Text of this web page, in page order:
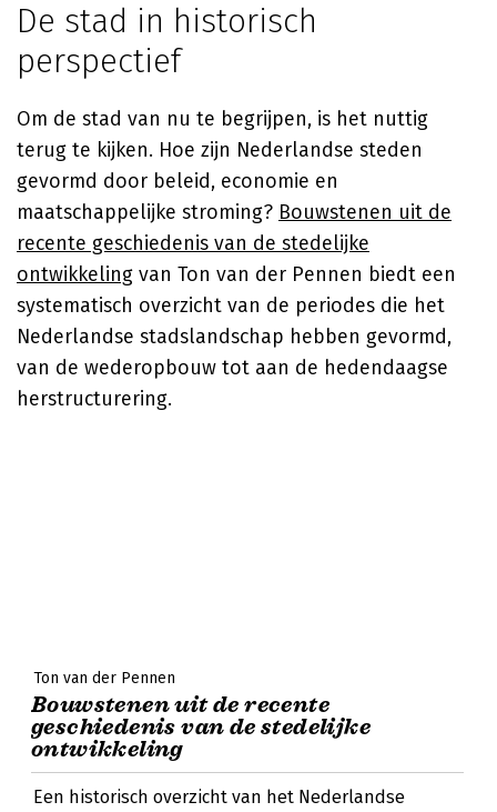
De stad in historisch
perspectief
Om de stad van nu te begrijpen, is het nuttig
terug te kijken. Hoe zijn Nederlandse steden
gevormd door beleid, economie en
maatschappelijke stroming? Bouwstenen uit de
recente geschiedenis van de stedelijke
ontwikkeling van Ton van der Pennen biedt een
systematisch overzicht van de periodes die het
Nederlandse stadslandschap hebben gevormd,
van de wederopbouw tot aan de hedendaagse
herstructurering.
Ton van der Pennen
Bouwstenen uit de recente
geschiedenis van de stedelijke
ontwikkeling
Een historisch overzicht van het Nederlandse